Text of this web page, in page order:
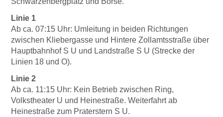
Linie 1
Ab ca. 07:15 Uhr: Umleitung in beiden Richtungen
zwischen Kliebergasse und Hintere Zollamtsstraße über
Hauptbahnhof S U und Landstraße S U (Strecke der
Linien 18 und O).
Linie 2
Ab ca. 11:15 Uhr: Kein Betrieb zwischen Ring,
Volkstheater U und Heinestraße. Weiterfahrt ab
Heinestraße zum Praterstern S U.